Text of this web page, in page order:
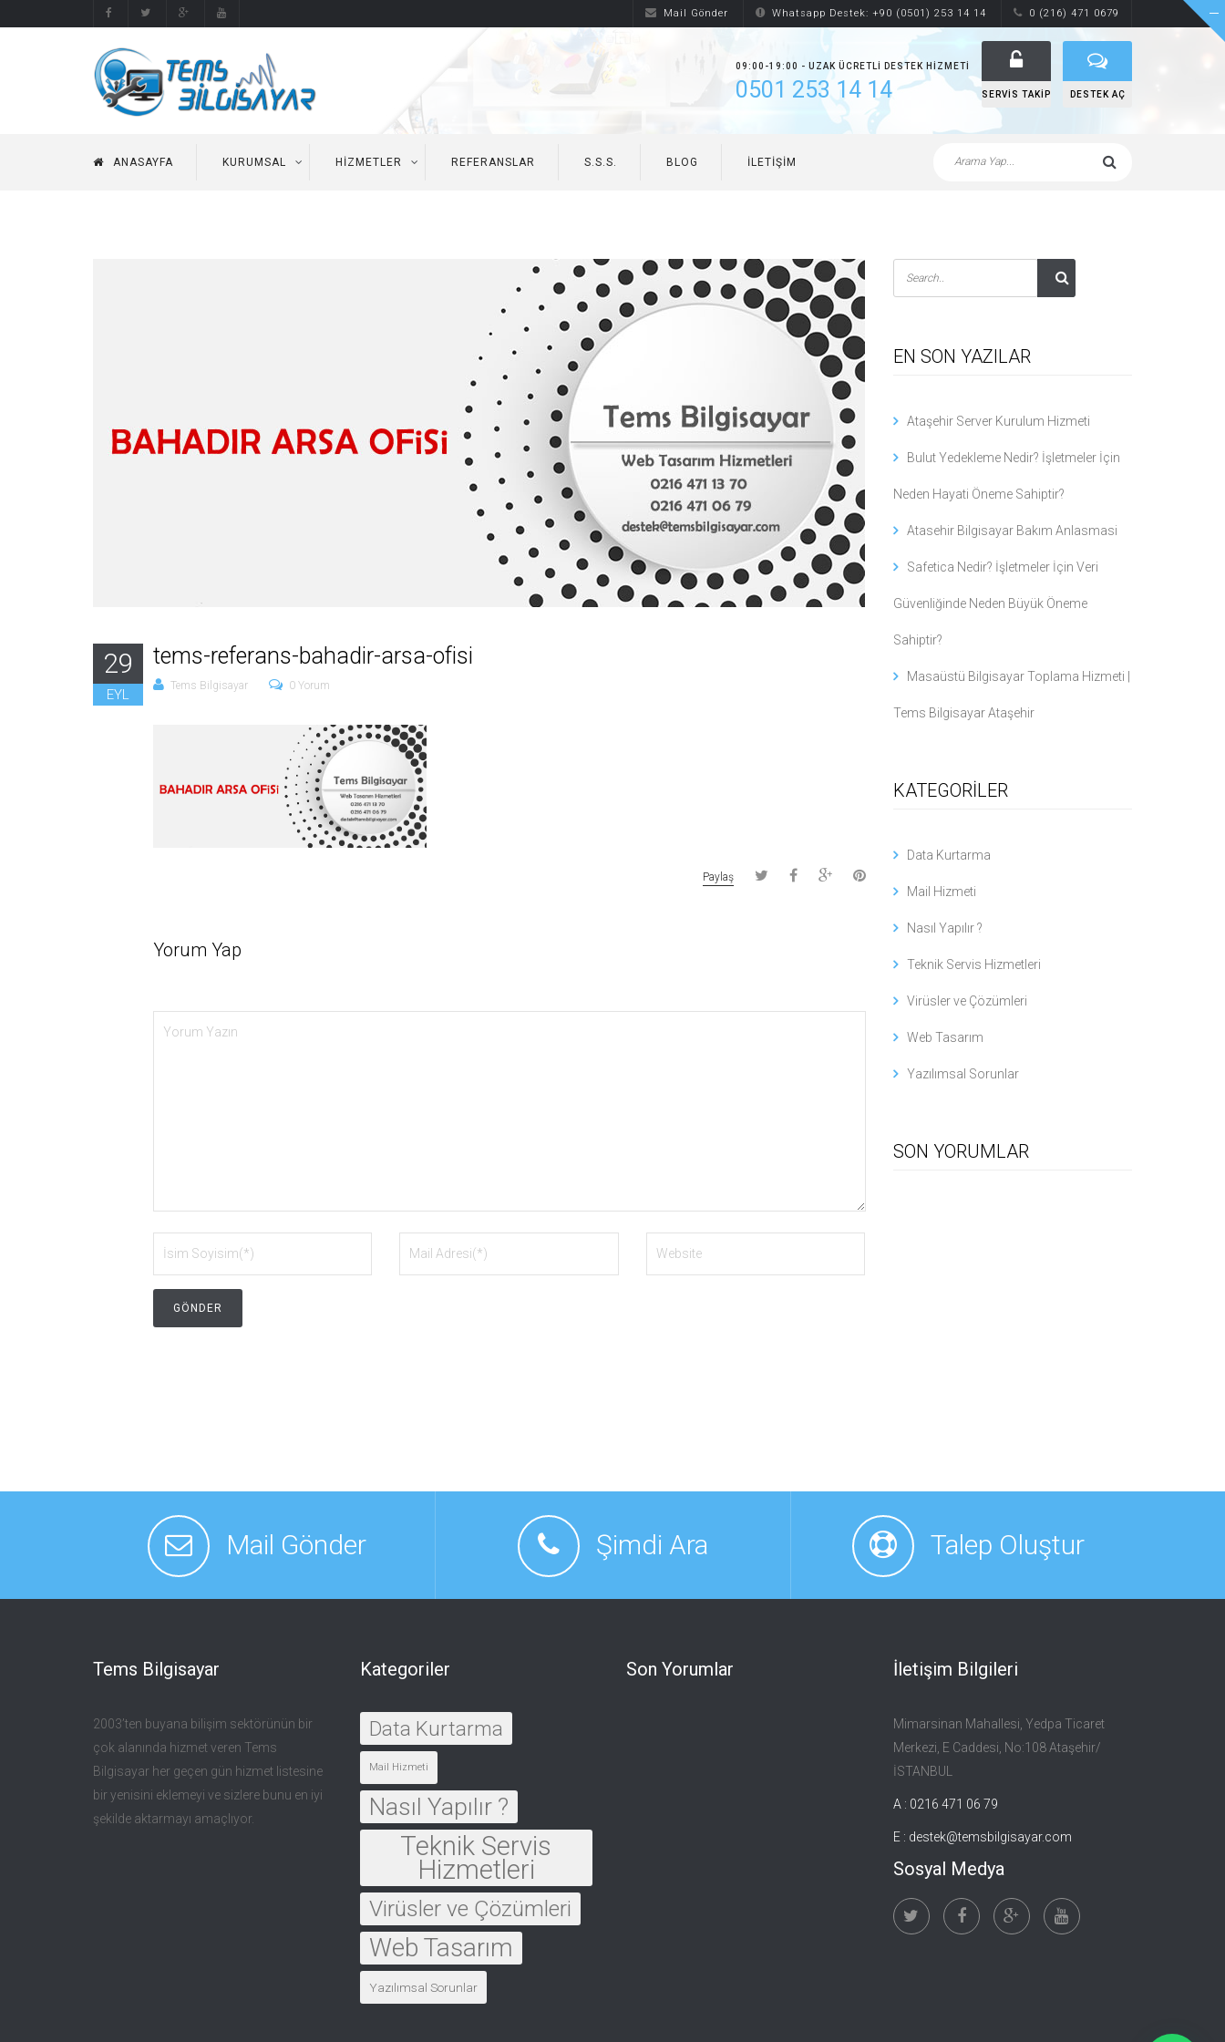
Mail Gönder Whatsapp Destek: +90 (0501) 253 14 14 0 (216) 471 0679
09:00-19:00 - UZAK ÜCRETLI DESTEK HIZMETI
0501 253 14 14 SERVIS TAKIP DESTEK AÇ
ANASAYFA KURUMSAL HIZMETLER REFERANSLAR S.S.S. BLOG İLETIŞIM
29
EYL
tems-referans-bahadir-arsa-ofisi
Tems Bilgisayar 0 Yorum
Paylaş
Yorum Yap
EN SON YAZILAR
Ataşehir Server Kurulum Hizmeti
Bulut Yedekleme Nedir? İşletmeler İçin
Neden Hayati Öneme Sahiptir?
Atasehir Bilgisayar Bakım Anlasmasi
Safetica Nedir? İşletmeler İçin Veri
Güvenliğinde Neden Büyük Öneme
Sahiptir?
Masaüstü Bilgisayar Toplama Hizmeti |
Tems Bilgisayar Ataşehir
KATEGORİLER
Data Kurtarma
Mail Hizmeti
Nasıl Yapılır ?
Teknik Servis Hizmetleri
Virüsler ve Çözümleri
Web Tasarım
Yazılımsal Sorunlar
SON YORUMLAR
Mail Gönder Şimdi Ara Talep Oluştur
Tems Bilgisayar
2003’ten buyana bilişim sektörünün bir
çok alanında hizmet veren Tems
Bilgisayar her geçen gün hizmet listesine
bir yenisini eklemeyi ve sizlere bunu en iyi
şekilde aktarmayı amaçlıyor.
Kategoriler
Data Kurtarma
Mail Hizmeti
Nasıl Yapılır ?
Teknik Servis
Hizmetleri
Virüsler ve Çözümleri
Web Tasarım
Yazılımsal Sorunlar
Son Yorumlar İletişim Bilgileri
Mimarsinan Mahallesi, Yedpa Ticaret
Merkezi, E Caddesi, No:108 Ataşehir/
İSTANBUL
A : 0216 471 06 79
E : destek@temsbilgisayar.com
Sosyal Medya